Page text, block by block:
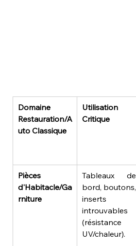
Domaine
Restauration/A
uto Classique
Utilisation
Critique
Pièces
d'Habitacle/Ga
rniture
Tableaux de
bord, boutons,
inserts
introuvables
(résistance
UV/chaleur).